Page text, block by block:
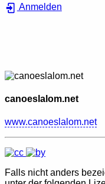
Anmelden
canoeslalom.net
www.canoeslalom.net
Falls nicht anders